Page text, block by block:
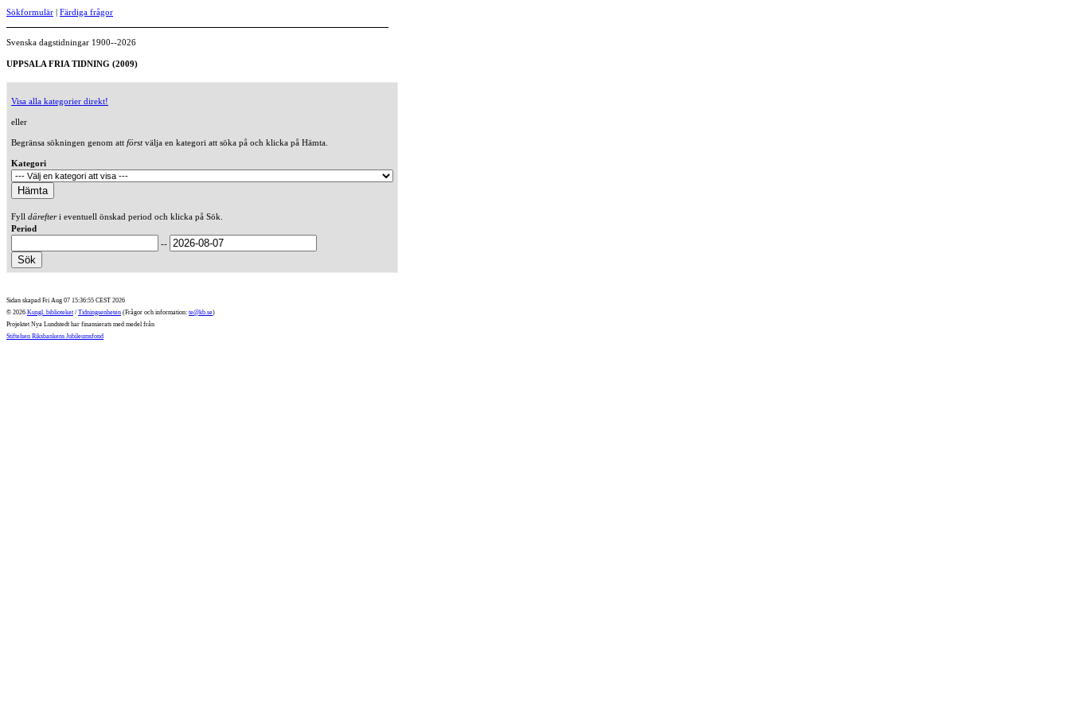
Sökformulär | Färdiga frågor
Svenska dagstidningar 1900--2026
UPPSALA FRIA TIDNING (2009)
Visa alla kategorier direkt!
eller
Begränsa sökningen genom att förstvälja en kategori att söka på och klicka på Hämta.
Kategori
Fyll därefteri eventuell önskad period och klicka på Sök.
Period
--
Sidan skapad Fri Aug 07 15:36:55 CEST 2026
© 2026 Kungl. biblioteket / Tidningsenheten (Frågor och information: te@kb.se)
Projektet Nya Lundstedt har finansierats med medel från
Stiftelsen Riksbankens Jubileumsfond